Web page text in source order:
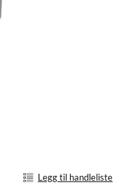
Legg til handleliste